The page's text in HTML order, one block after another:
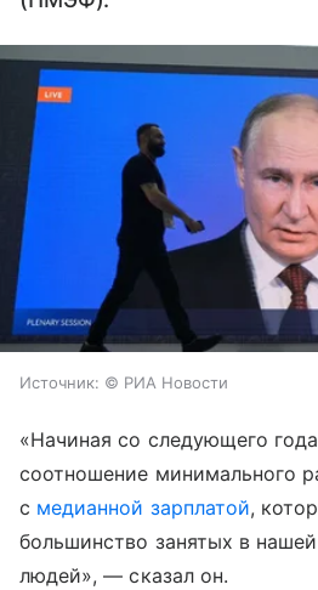
Источник: © РИА Новости
«Начиная со следующего
соотношение минимального
с медианной зарплатой,
большинство занятых в
людей», — сказал он.